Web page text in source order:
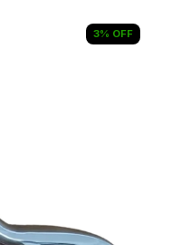
3% OFF